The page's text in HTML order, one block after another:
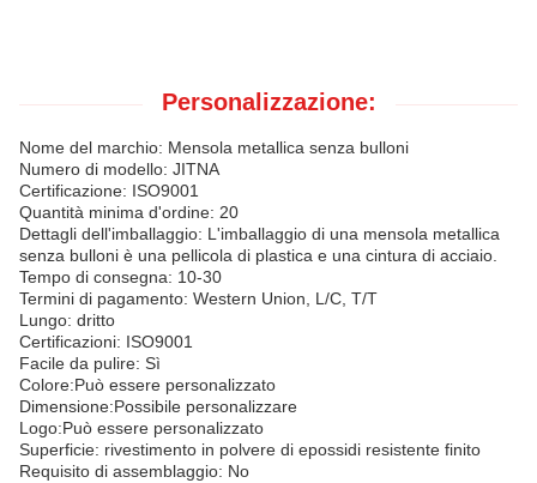
Personalizzazione:
Nome del marchio: Mensola metallica senza bulloni
Numero di modello: JITNA
Certificazione: ISO9001
Quantità minima d'ordine: 20
Dettagli dell'imballaggio: L'imballaggio di una mensola metallica
senza bulloni è una pellicola di plastica e una cintura di acciaio.
Tempo di consegna: 10-30
Termini di pagamento: Western Union, L/C, T/T
Lungo: dritto
Certificazioni: ISO9001
Facile da pulire: Sì
Colore:Può essere personalizzato
Dimensione:Possibile personalizzare
Logo:Può essere personalizzato
Superficie: rivestimento in polvere di epossidi resistente finito
Requisito di assemblaggio: No